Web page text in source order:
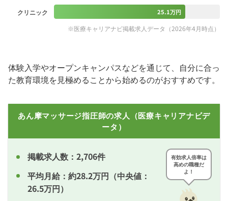
クリニック 25.1万円
※医療キャリアナビ掲載求人データ（2026年4月時点）
体験入学やオープンキャンパスなどを通じて、自分に合っ
た教育環境を見極めることから始めるのがおすすめです。
あん摩マッサージ指圧師の求人（医療キャリアナビデ
ータ）
掲載求人数：2,706件
平均月給：約28.2万円（中央値：
26.5万円）
有効求人倍率は
高めの職種だ
よ！